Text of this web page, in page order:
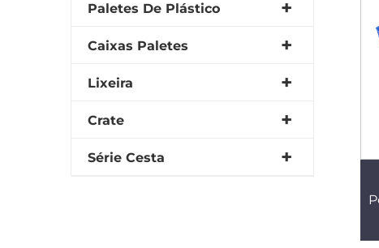
Paletes De Plástico
Caixas Paletes
Lixeira
Crate
Série Cesta